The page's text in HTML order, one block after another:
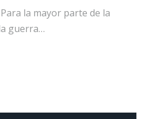
la mayor parte de la
guerra…